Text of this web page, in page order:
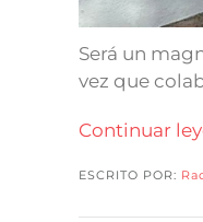
Será un
vez que
Continuar
ESCRITO POR: